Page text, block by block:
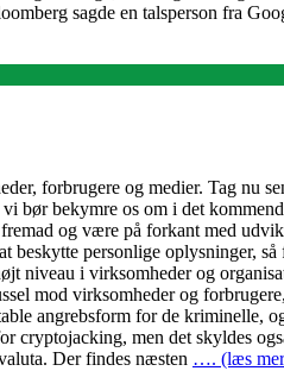
sagde en talsperson fra
forbrugere og medier. Tag nu
bør bekymre os om i det
og være på forkant med
beskytte personlige
niveau i virksomheder og
mod virksomheder og
angrebsform for de
cryptojacking, men det skyldes
Der findes næsten …. (læs